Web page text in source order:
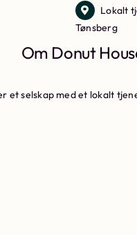
Lokalt
Tønsberg
Om Donut
et selskap med et lokalt